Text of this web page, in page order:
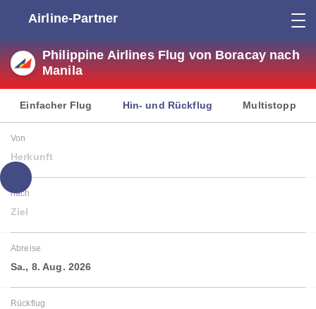
Airline-Partner
Philippine Airlines Flug von Boracay nach
Manila
Einfacher Flug Hin- und Rückflug Multistopp
Von
Herkunft
nach
Ziel
Abreise
Sa., 8. Aug. 2026
Rückflug